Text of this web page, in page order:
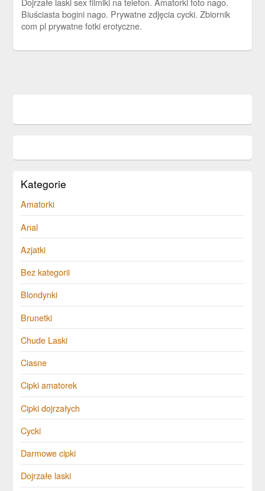
Biuściasta bogini nago. Prywatne zdjęcia cycki. Zbiornik
com pl prywatne fotki erotyczne.
Kategorie
Amatorki
Anal
Azjatki
Bez kategorii
Blondynki
Brunetki
Chude Laski
Ciasne
Cipki amatorek
Cipki dojrzałych
Cycki
Darmowe cipki
Dojrzałe laski